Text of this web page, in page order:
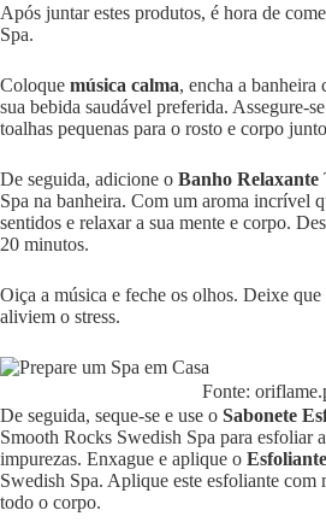
Após juntar estes produtos, é hora de
Spa.
Coloque música calma, encha a banheira
sua bebida saudável preferida. Assegure-
toalhas pequenas para o rosto e corpo
De seguida, adicione o Banho Relaxante
Spa na banheira. Com um aroma incrível
sentidos e relaxar a sua mente e corpo.
20 minutos.
Oiça a música e feche os olhos. Deixe que
aliviem o stress.
Fonte:
De seguida, seque-se e use o Sabonete
Smooth Rocks Swedish Spa para esfoliar
impurezas. Enxague e aplique o
Swedish Spa. Aplique este esfoliante com
todo o corpo.